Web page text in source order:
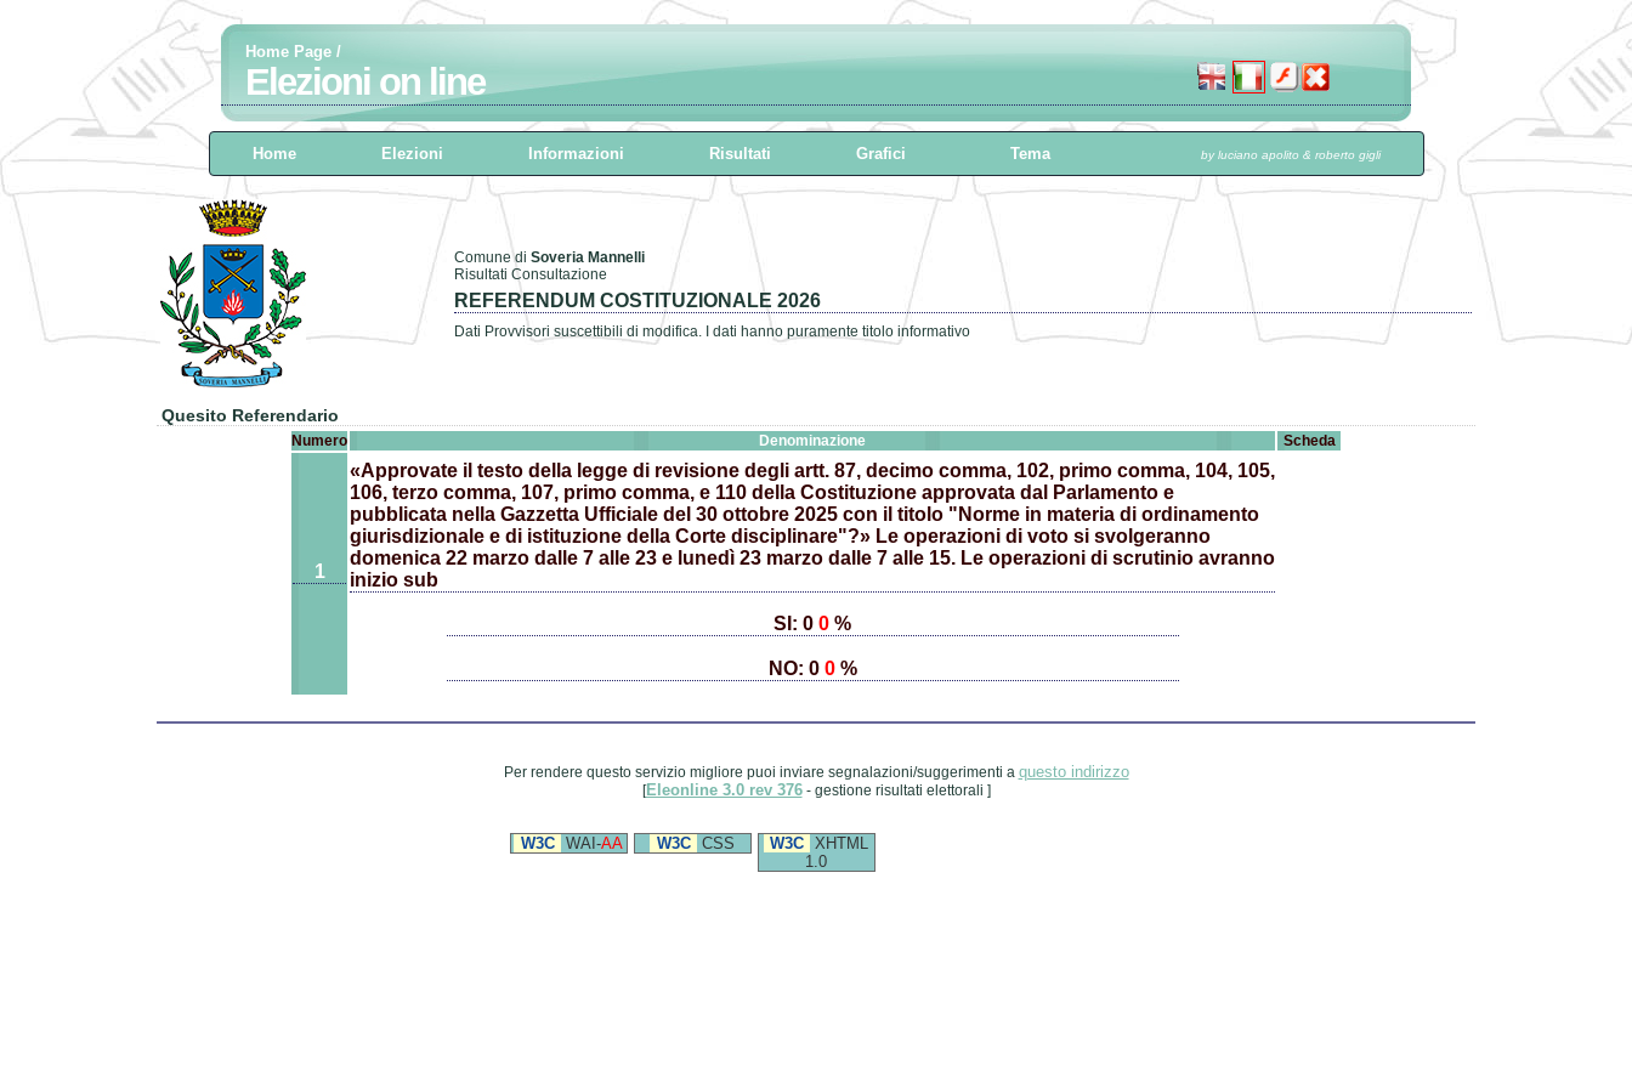
Home Page /
Elezioni on line
Home Elezioni Informazioni Risultati Grafici Tema by luciano apolito & roberto gigli
Comune di Soveria Mannelli
Risultati Consultazione
REFERENDUM COSTITUZIONALE 2026
Dati Provvisori suscettibili di modifica. I dati hanno puramente titolo informativo
Quesito Referendario
Numero Denominazione Scheda
1
«Approvate il testo della legge di revisione degli artt. 87, decimo comma, 102, primo comma, 104, 105,
106, terzo comma, 107, primo comma, e 110 della Costituzione approvata dal Parlamento e
pubblicata nella Gazzetta Ufficiale del 30 ottobre 2025 con il titolo "Norme in materia di ordinamento
giurisdizionale e di istituzione della Corte disciplinare"?» Le operazioni di voto si svolgeranno
domenica 22 marzo dalle 7 alle 23 e lunedì 23 marzo dalle 7 alle 15. Le operazioni di scrutinio avranno
inizio sub
SI: 0 0 %
NO: 00 %
Per rendere questo servizio migliore puoi inviare segnalazioni/suggerimenti a questo indirizzo
[Eleonline 3.0 rev 376- gestione risultati elettorali ]
W3C WAI-AA W3C CSS W3C
XHTML
1.0